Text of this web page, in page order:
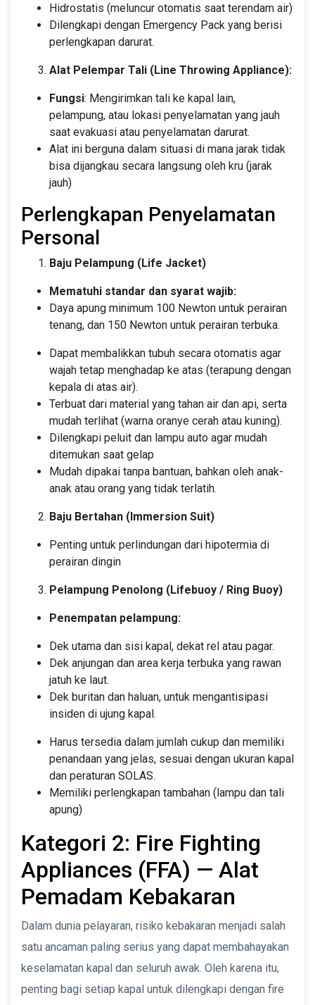
Hidrostatis (meluncur otomatis saat terendam air)
Dilengkapi dengan Emergency Pack yang berisi
perlengkapan darurat.
Alat Pelempar Tali (Line Throwing Appliance):
Fungsi: Mengirimkan tali ke kapal lain,
pelampung, atau lokasi penyelamatan yang jauh
saat evakuasi atau penyelamatan darurat.
Alat ini berguna dalam situasi di mana jarak tidak
bisa dijangkau secara langsung oleh kru (jarak
jauh)
Perlengkapan Penyelamatan
Personal
Baju Pelampung (Life Jacket)
Mematuhi standar dan syarat wajib:
Daya apung minimum 100 Newton untuk perairan
tenang, dan 150 Newton untuk perairan terbuka.
Dapat membalikkan tubuh secara otomatis agar
wajah tetap menghadap ke atas (terapung dengan
kepala di atas air).
Terbuat dari material yang tahan air dan api, serta
mudah terlihat (warna oranye cerah atau kuning).
Dilengkapi peluit dan lampu auto agar mudah
ditemukan saat gelap
Mudah dipakai tanpa bantuan, bahkan oleh anak-
anak atau orang yang tidak terlatih.
Baju Bertahan (Immersion Suit)
Penting untuk perlindungan dari hipotermia di
perairan dingin
Pelampung Penolong (Lifebuoy / Ring Buoy)
Penempatan pelampung:
Dek utama dan sisi kapal, dekat rel atau pagar.
Dek anjungan dan area kerja terbuka yang rawan
jatuh ke laut.
Dek buritan dan haluan, untuk mengantisipasi
insiden di ujung kapal.
Harus tersedia dalam jumlah cukup dan memiliki
penandaan yang jelas, sesuai dengan ukuran kapal
dan peraturan SOLAS.
Memiliki perlengkapan tambahan (lampu dan tali
apung)
Kategori 2: Fire Fighting
Appliances (FFA) — Alat
Pemadam Kebakaran
Dalam dunia pelayaran, risiko kebakaran menjadi salah
satu ancaman paling serius yang dapat membahayakan
keselamatan kapal dan seluruh awak. Oleh karena itu,
penting bagi setiap kapal untuk dilengkapi dengan fire